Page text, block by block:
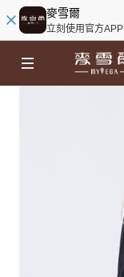
麥雪爾
立刻使用官方APP